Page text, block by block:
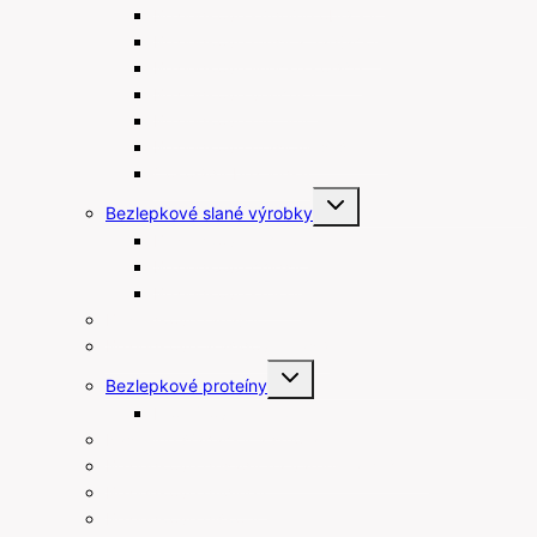
Bezlepkové slané výrobky
Toggle
child
Bezlepkové proteíny
Toggle
child